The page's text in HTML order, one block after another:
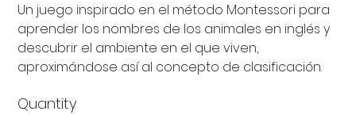
Un juego inspirado en el método Montessori para
aprender los nombres de los animales en inglés y
descubrir el ambiente en el que viven,
aproximándose así al concepto de clasificación.
Quantity